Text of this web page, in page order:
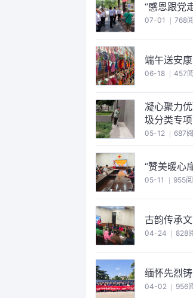
“感恩跟党
07-01 768
端午送安
06-18 457
凝心聚力
圾分类专
05-12 687
“赞美暖心
05-11 955
古韵传承
04-24 828
缅怀先烈
04-02 956